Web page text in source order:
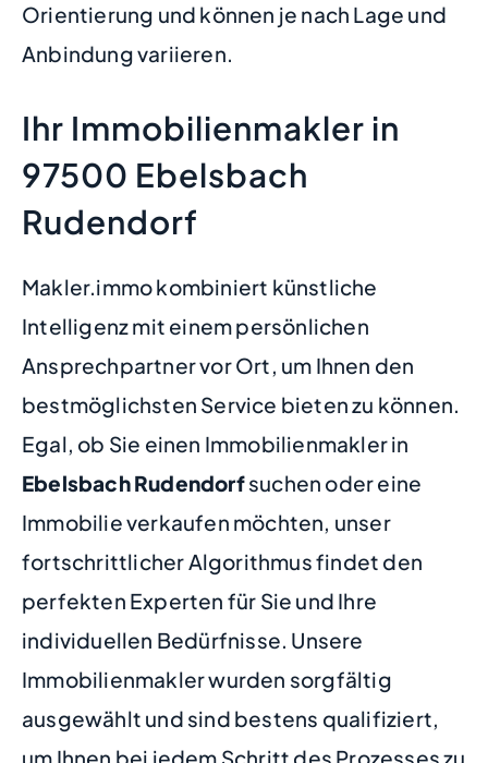
Orientierung und können je nach Lage und
Anbindung variieren.
Ihr Immobilienmakler in
97500 Ebelsbach
Rudendorf
Makler.immo kombiniert künstliche
Intelligenz mit einem persönlichen
Ansprechpartner vor Ort, um Ihnen den
bestmöglichsten Service bieten zu können.
Egal, ob Sie einen Immobilienmakler in
Ebelsbach Rudendorfsuchen oder eine
Immobilie verkaufen möchten, unser
fortschrittlicher Algorithmus findet den
perfekten Experten für Sie und Ihre
individuellen Bedürfnisse. Unsere
Immobilienmakler wurden sorgfältig
ausgewählt und sind bestens qualifiziert,
um Ihnen bei jedem Schritt des Prozesses zu